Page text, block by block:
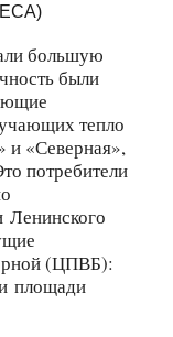
большую
были
тепло
и «Северная»,
потребители
Ленинского
(ЦПВБ):
площади